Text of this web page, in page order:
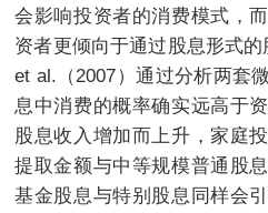
会影响投资者的消费模式，
资者更倾向于通过股息形式
et al.（2007）通过分析两套
息中消费的概率确实远高于
股息收入增加而上升，家庭
提取金额与中等规模普通股
基金股息与特别股息同样会